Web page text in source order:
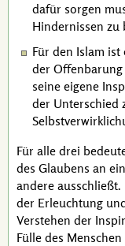
dafür sorgen
Hindernissen zu
Für den Islam
der
seine eigene
der Unterschied
Für alle drei
des Glaubens an
andere ausschließt.
der Erleuchtung
Verstehen der
Fülle des